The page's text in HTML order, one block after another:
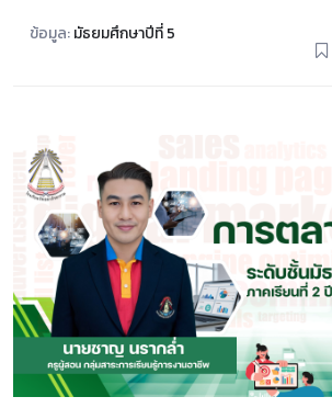
ข้อมูล:มัธยมศึกษาปีที่ 5